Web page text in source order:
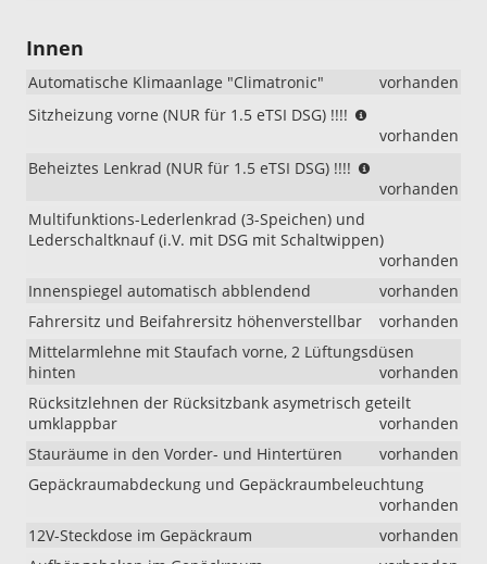
Innen
Automatische Klimaanlage "Climatronic"
vorhanden
Sitzheizung vorne (NUR für 1.5 eTSI DSG) !!!!
für
DSG)
vorhanden
Beheiztes Lenkrad (NUR für 1.5 eTSI DSG) !!!!
für
DSG)
!!!!
vorhanden
Multifunktions-Lederlenkrad (3-Speichen) und
Lederschaltknauf (i.V. mit DSG mit Schaltwippen)
vorhanden
Innenspiegel automatisch abblendend
vorhanden
Fahrersitz und Beifahrersitz höhenverstellbar
vorhanden
Mittelarmlehne mit Staufach vorne, 2 Lüftungsdüsen
hinten
vorhanden
Rücksitzlehnen der Rücksitzbank asymetrisch geteilt
umklappbar
vorhanden
Stauräume in den Vorder- und Hintertüren
vorhanden
Gepäckraumabdeckung und Gepäckraumbeleuchtung
vorhanden
12V-Steckdose im Gepäckraum
vorhanden